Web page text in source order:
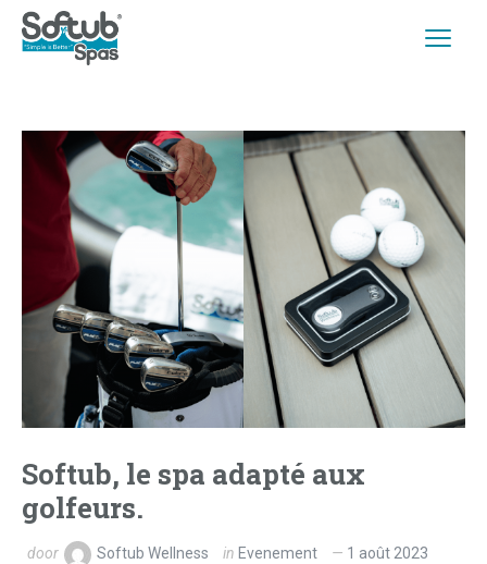
Softub, le spa adapté aux
golfeurs.
door Softub Wellness in Evenement 1 août 2023